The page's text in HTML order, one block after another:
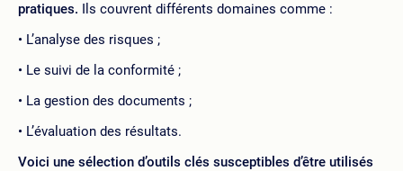
pratiques. Ils couvrent différents domaines comme :
L’analyse des risques ;
Le suivi de la conformité ;
La gestion des documents ;
L’évaluation des résultats.
Voici une sélection d’outils clés susceptibles d’être utilisés